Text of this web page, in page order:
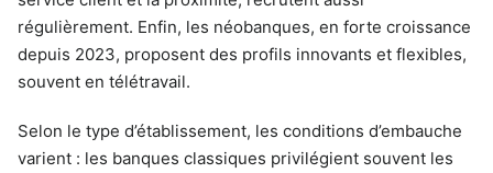
régulièrement. Enfin, les néobanques, en forte croissance
depuis 2023, proposent des profils innovants et flexibles,
souvent en télétravail.
Selon le type d’établissement, les conditions d’embauche
varient : les banques classiques privilégient souvent les